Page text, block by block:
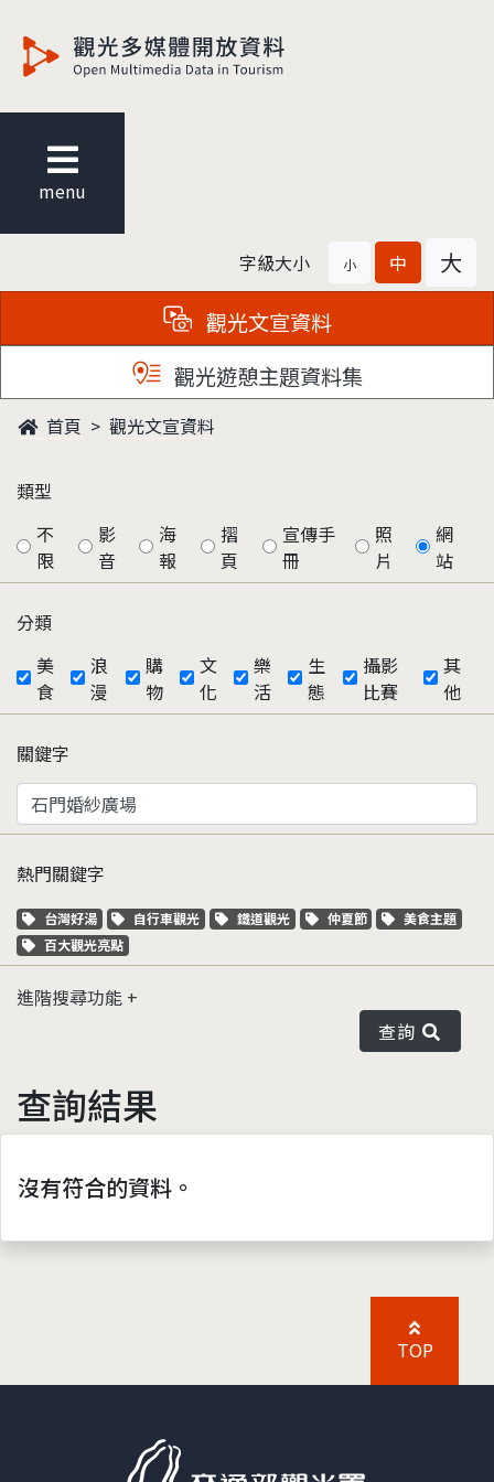
menu
字級大小 小 中 大
觀光文宣資料
觀光遊憩主題資料集
首頁 觀光文宣資料
類型
不
限
影
音
海
報
摺
頁
宣傳手
冊
照
片
網
站
分類
美
食
浪
漫
購
物
文
化
樂
活
生
態
攝影
比賽
其
他
關鍵字
熱門關鍵字
關鍵字標籤
台灣好湯 關鍵字標籤
自行車觀光 關鍵字標籤
鐵道觀光 關鍵字標籤
仲夏節 關鍵字標籤
美食主題
關鍵字標籤
百大觀光亮點
進階搜尋功能
查詢
查詢結果
沒有符合的資料。
TOP